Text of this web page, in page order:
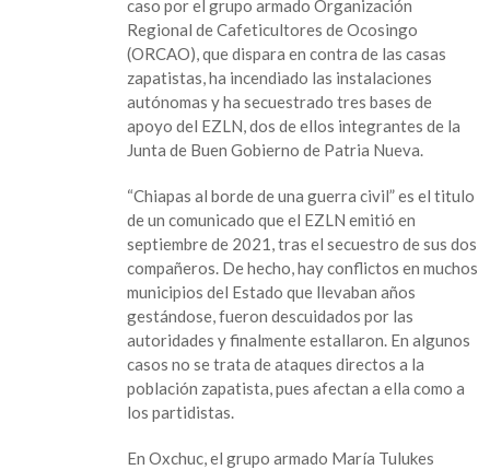
caso por el grupo armado Organización
Regional de Cafeticultores de Ocosingo
(ORCAO), que dispara en contra de las casas
zapatistas, ha incendiado las instalaciones
autónomas y ha secuestrado tres bases de
apoyo del EZLN, dos de ellos integrantes de la
Junta de Buen Gobierno de Patria Nueva.
“Chiapas al borde de una guerra civil” es el titulo
de un comunicado que el EZLN emitió en
septiembre de 2021, tras el secuestro de sus dos
compañeros. De hecho, hay conflictos en muchos
municipios del Estado que llevaban años
gestándose, fueron descuidados por las
autoridades y finalmente estallaron. En algunos
casos no se trata de ataques directos a la
población zapatista, pues afectan a ella como a
los partidistas.
En Oxchuc, el grupo armado María Tulukes